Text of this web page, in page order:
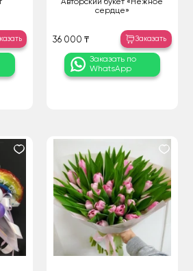
Авторский букет «Нежное
сердце»
36 000 ₸ Заказать
Заказать по
WhatsApp